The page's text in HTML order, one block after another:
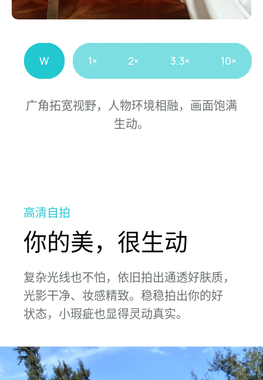
W 1× 2× 3.3× 10×
广角拓宽视野，人物环境相融，画面饱满
生⁠动。
高清自拍
你的美，很生动
复杂光线也不怕，依旧拍出通透好肤质，
光影干净、妆感精致。稳稳拍出你的好
状⁠态，小瑕疵也显得灵动真⁠实。